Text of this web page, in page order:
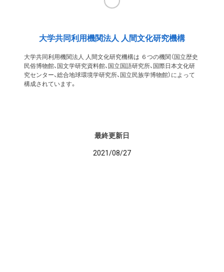
大学共同利用機関法人 人間文化研究機構
大学共同利用機関法人 人間文化研究機構は ６つの機関（国立歴史
民俗博物館、国文学研究資料館、国立国語研究所、国際日本文化研
究センター、総合地球環境学研究所、国立民族学博物館）によって
構成されています。
最終更新日
2021/08/27